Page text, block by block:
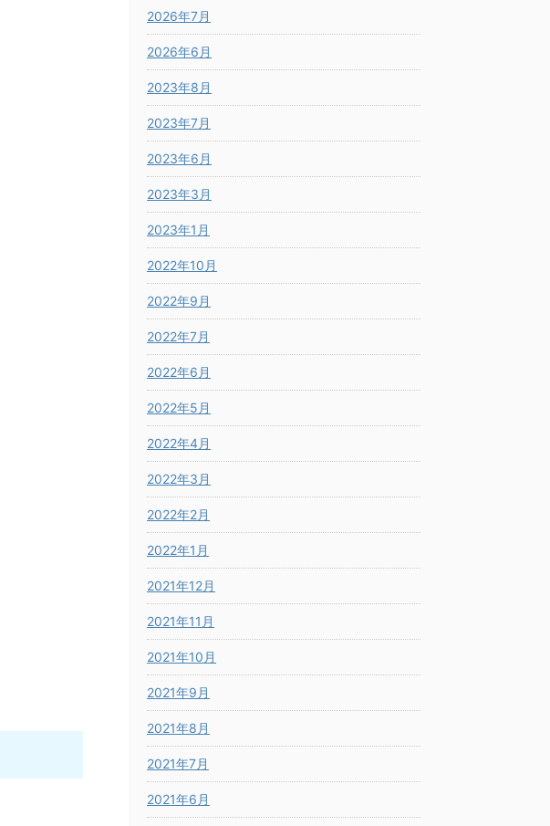
2026年7月
2026年6月
2023年8月
2023年7月
2023年6月
2023年3月
2023年1月
2022年10月
2022年9月
2022年7月
2022年6月
2022年5月
2022年4月
2022年3月
2022年2月
2022年1月
2021年12月
2021年11月
2021年10月
2021年9月
2021年8月
2021年7月
2021年6月